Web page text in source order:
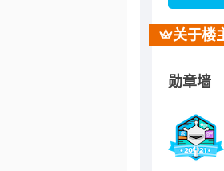
关于楼
勋章墙